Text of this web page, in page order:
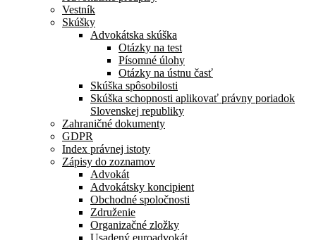
Vestník
Skúšky
Advokátska skúška
Otázky na test
Písomné úlohy
Otázky na ústnu časť
Skúška spôsobilosti
Skúška schopnosti aplikovať právny poriadok
Slovenskej republiky
Zahraničné dokumenty
GDPR
Index právnej istoty
Zápisy do zoznamov
Advokát
Advokátsky koncipient
Obchodné spoločnosti
Združenie
Organizačné zložky
Usadený euroadvokát